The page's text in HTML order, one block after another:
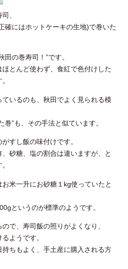
、
確にはホットケーキの生地)で巻いた
田の巻寿司！”です。
とんど使わず、食紅で色付けした
いるのも、秋田でよく見られる模
巻”も、その手法と似ています。
すし飯の味付けです。
砂糖、塩の割合は違いますが、と
米一升にお砂糖１kg使っていたと
というのが標準のようです。
で、寿司飯の照りがよくなり、
ようです。
持ちもよく、手土産に購入される方